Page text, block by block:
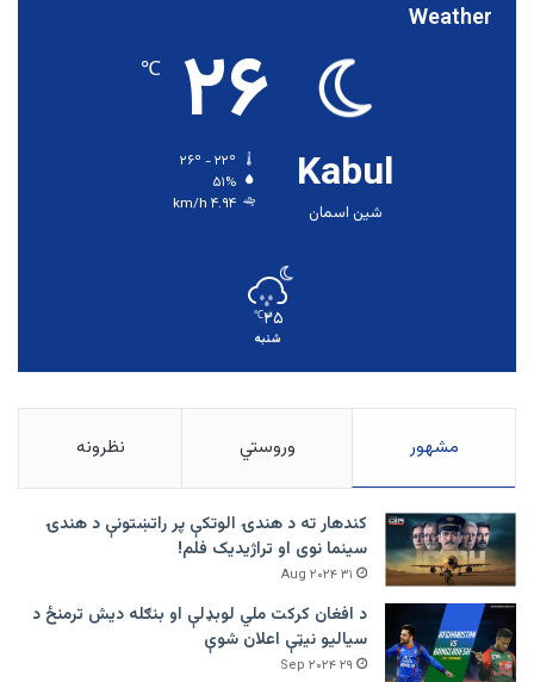
Weather
Kabul
شین اسمان
۲۶ ℃
۵۱%
۴.۹۴ km/h
۲۵℃
شنبه
مشهور وروستي نظرونه
کندهار ته د هندۍ الوتکې پر راتښتونې د هندۍ
سینما نوی او تراژيديک فلم!
۳۱ Aug ۲۰۲۴
د افغان کرکت ملي لوبډلې او بنګله دیش ترمنځ د
سیالیو نیټې اعلان شوې
۲۹ Sep ۲۰۲۴